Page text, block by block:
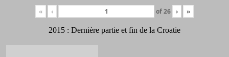
« ‹ of26 › »
2015 : Dernière partie et fin de la Croatie